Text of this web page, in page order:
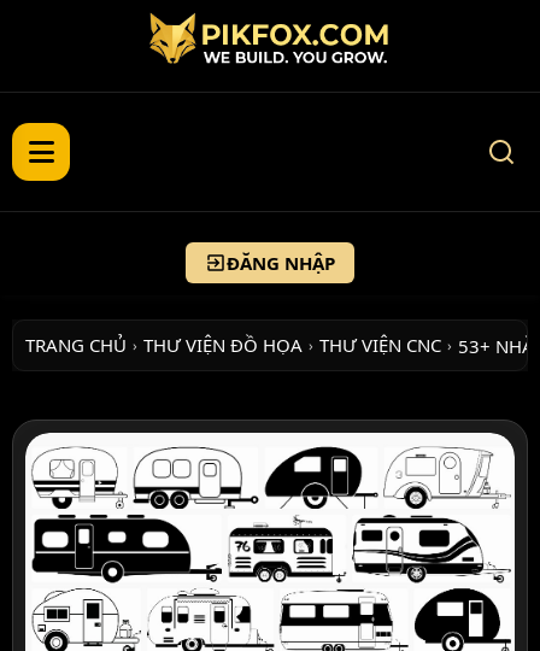
ĐĂNG NHẬP
TRANG CHỦ › THƯ VIỆN ĐỒ HỌA › THƯ VIỆN CNC › 53+ NHÀ